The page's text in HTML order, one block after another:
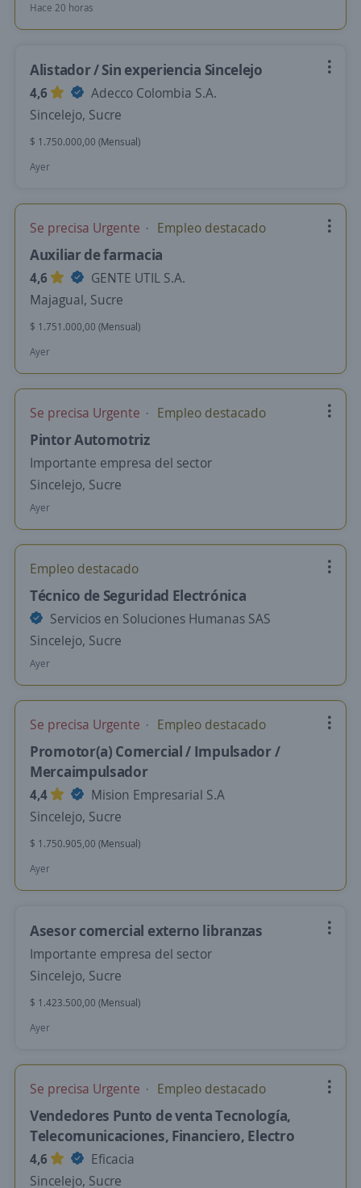
Hace 20 horas
Alistador / Sin experiencia Sincelejo
4,6
Adecco Colombia S.A.
Sincelejo, Sucre
$ 1.750.000,00 (Mensual)
Ayer
Se precisa Urgente Empleo destacado
Auxiliar de farmacia
4,6
GENTE UTIL S.A.
Majagual, Sucre
$ 1.751.000,00 (Mensual)
Ayer
Se precisa Urgente Empleo destacado
Pintor Automotriz
Importante empresa del sector
Sincelejo, Sucre
Ayer
Empleo destacado
Técnico de Seguridad Electrónica
Servicios en Soluciones Humanas SAS
Sincelejo, Sucre
Ayer
Se precisa Urgente Empleo destacado
Promotor(a) Comercial / Impulsador /
Mercaimpulsador
4,4
Mision Empresarial S.A
Sincelejo, Sucre
$ 1.750.905,00 (Mensual)
Ayer
Asesor comercial externo libranzas
Importante empresa del sector
Sincelejo, Sucre
$ 1.423.500,00 (Mensual)
Ayer
Se precisa Urgente Empleo destacado
Vendedores Punto de venta Tecnología,
Telecomunicaciones, Financiero, Electro
4,6
Eficacia
Sincelejo, Sucre